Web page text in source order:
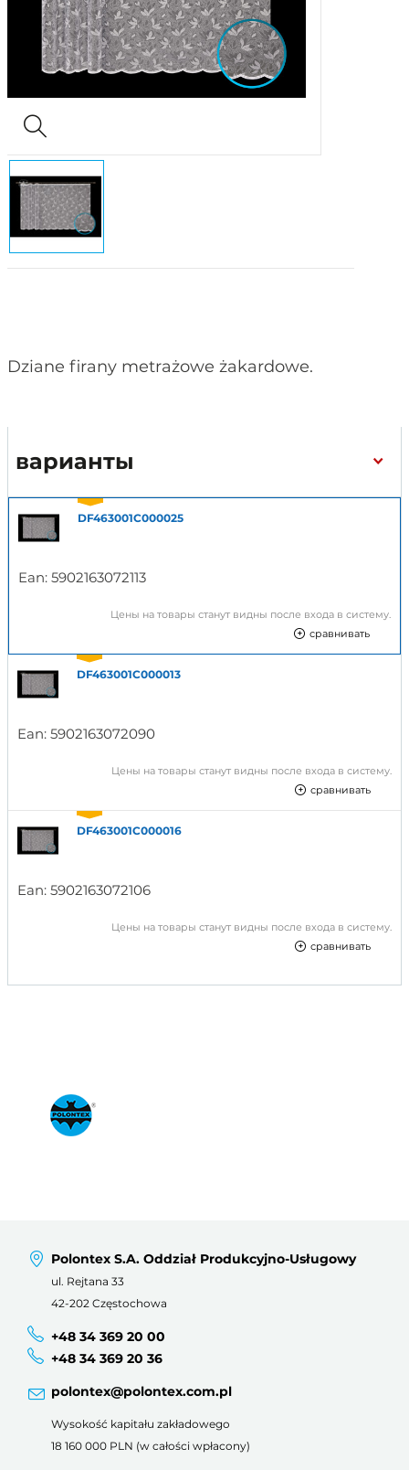
Dziane firany metrażowe żakardowe.
варианты
DF463001C000025
Ean: 5902163072113
Цены на товары станут видны после входа в систему.
сравнивать
DF463001C000013
Ean: 5902163072090
Цены на товары станут видны после входа в систему.
сравнивать
DF463001C000016
Ean: 5902163072106
Цены на товары станут видны после входа в систему.
сравнивать
Polontex S.A. Oddział Produkcyjno-Usługowy
ul. Rejtana 33
42-202 Częstochowa
+48 34 369 20 00
+48 34 369 20 36
polontex@polontex.com.pl
Wysokość kapitału zakładowego
18 160 000 PLN (w całości wpłacony)